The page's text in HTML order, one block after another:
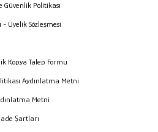
Güvenlik Politikası
- Üyelik Sözleşmesi
Kopya Talep Formu
Aydınlatma Metni
Metni
Şartları